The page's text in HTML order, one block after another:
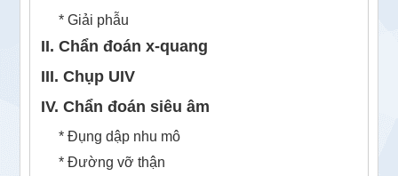
* Giải phẫu
II. Chẩn đoán x-quang
III. Chụp UIV
IV. Chẩn đoán siêu âm
* Đụng dập nhu mô
* Đường vỡ thận